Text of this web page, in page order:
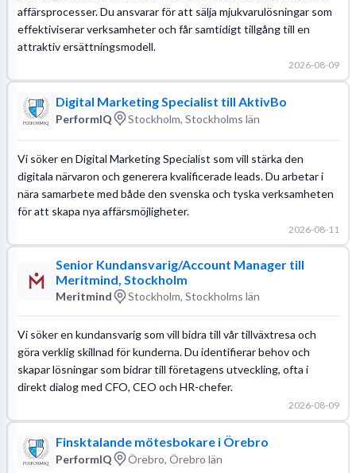
affärsprocesser. Du ansvarar för att sälja mjukvarulösningar som
effektiviserar verksamheter och får samtidigt tillgång till en
attraktiv ersättningsmodell.
2026-08-09
Digital Marketing Specialist till AktivBo
PerformIQ Stockholm, Stockholms län
Vi söker en Digital Marketing Specialist som vill stärka den
digitala närvaron och generera kvalificerade leads. Du arbetar i
nära samarbete med både den svenska och tyska verksamheten
för att skapa nya affärsmöjligheter.
2026-08-11
Senior Kundansvarig/Account Manager till
Meritmind, Stockholm
Meritmind Stockholm, Stockholms län
Vi söker en kundansvarig som vill bidra till vår tillväxtresa och
göra verklig skillnad för kunderna. Du identifierar behov och
skapar lösningar som bidrar till företagens utveckling, ofta i
direkt dialog med CFO, CEO och HR-chefer.
2026-08-09
Finsktalande mötesbokare i Örebro
PerformIQ Örebro, Örebro län